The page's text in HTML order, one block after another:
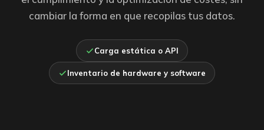
cambiar la forma en que recopilas tus datos.
Carga estática o API
Inventario de hardware y software